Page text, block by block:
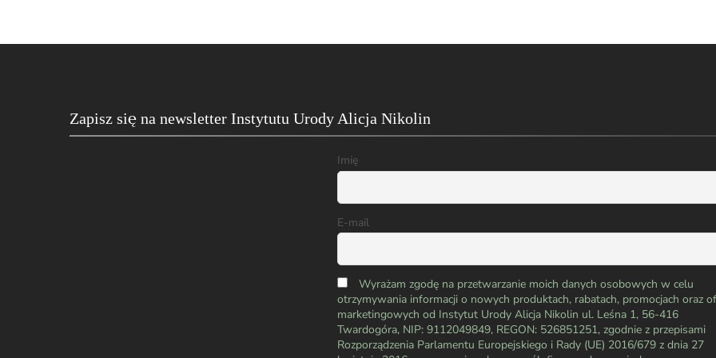
Zapisz się na newsletter Instytutu Urody Alicja Nikolin
Imię
E-mail
Wyrażam zgodę na przetwarzanie moich danych osobowych w celu
otrzymywania informacji o nowych produktach, rabatach, promocjach oraz
marketingowych od Instytut Urody Alicja Nikolin ul. Leśna 1, 56-416
Twardogóra, NIP: 9112049849, REGON: 526851251, zgodnie z przepisami
Rozporządzenia Parlamentu Europejskiego i Rady (UE) 2016/679 z dnia 27